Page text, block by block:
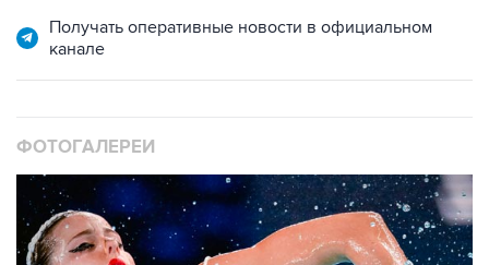
Получать оперативные новости в официальном
канале
ФОТОГАЛЕРЕИ